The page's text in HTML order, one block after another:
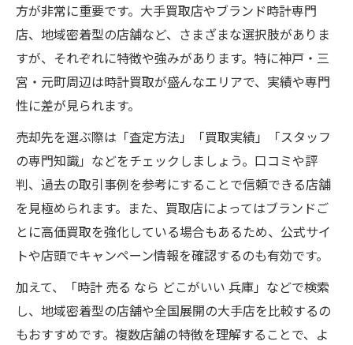
方が非常に重要です。大手買取店やブランド時計専門
店、地域密着型の店舗など、さまざまな選択肢がありま
すが、それぞれに特徴や強みがあります。特に神戸・三
宮・元町周辺は時計買取が盛んなエリアで、実績や専門
性に差が見られます。
売却先を選ぶ際は「査定方法」「買取実績」「スタッフ
の専門知識」などをチェックしましょう。口コミや評
判、過去の取引事例を参考にすることで信頼できる店舗
を見極められます。また、買取店によってはブランドご
とに高価買取を強化している場合もあるため、公式サイ
トや店頭でキャンペーン情報を確認するのも有効です。
加えて、「時計 売る なら どこがいい 兵庫」などで検索
し、地域密着型の店舗や全国展開の大手店を比較するの
もおすすめです。複数店舗の特徴を理解することで、よ